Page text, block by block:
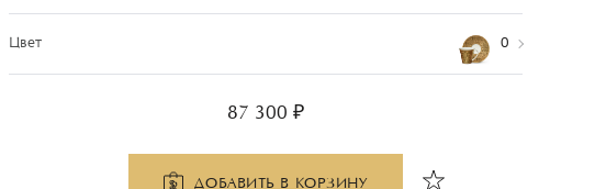
Цвет 0
87 300 ₽
ДОБАВИТЬ В КОРЗИНУ